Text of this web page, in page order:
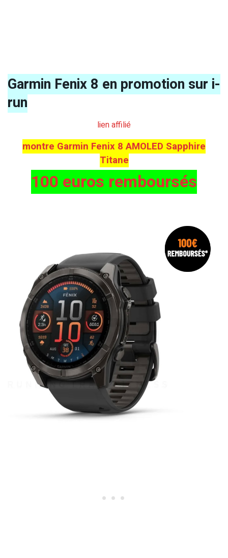
Garmin Fenix 8 en promotion sur i-
run
lien affilié
montre Garmin Fenix 8 AMOLED Sapphire
Titane
100 euros remboursés